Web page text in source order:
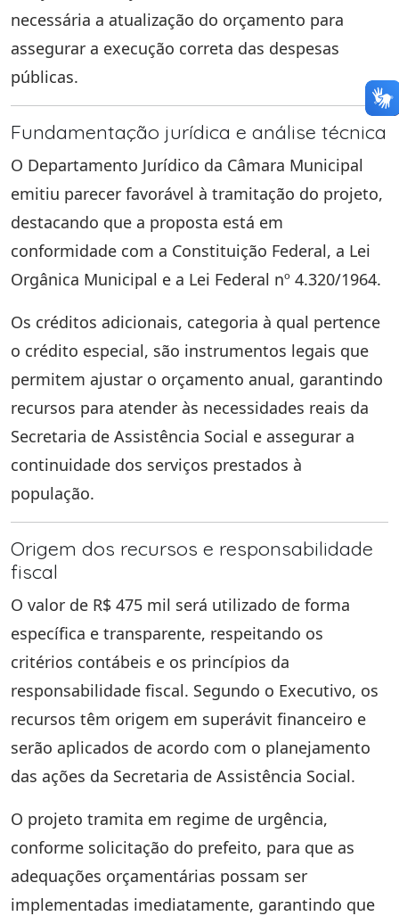
necessária a atualização do orçamento para
assegurar a execução correta das despesas
públicas.
Fundamentação jurídica e análise técnica
O Departamento Jurídico da Câmara Municipal
emitiu parecer favorável à tramitação do projeto,
destacando que a proposta está em
conformidade com a Constituição Federal, a Lei
Orgânica Municipal e a Lei Federal nº 4.320/1964.
Os créditos adicionais, categoria à qual pertence
o crédito especial, são instrumentos legais que
permitem ajustar o orçamento anual, garantindo
recursos para atender às necessidades reais da
Secretaria de Assistência Social e assegurar a
continuidade dos serviços prestados à
população.
Origem dos recursos e responsabilidade
fiscal
O valor de R$ 475 mil será utilizado de forma
específica e transparente, respeitando os
critérios contábeis e os princípios da
responsabilidade fiscal. Segundo o Executivo, os
recursos têm origem em superávit financeiro e
serão aplicados de acordo com o planejamento
das ações da Secretaria de Assistência Social.
O projeto tramita em regime de urgência,
conforme solicitação do prefeito, para que as
adequações orçamentárias possam ser
implementadas imediatamente, garantindo que